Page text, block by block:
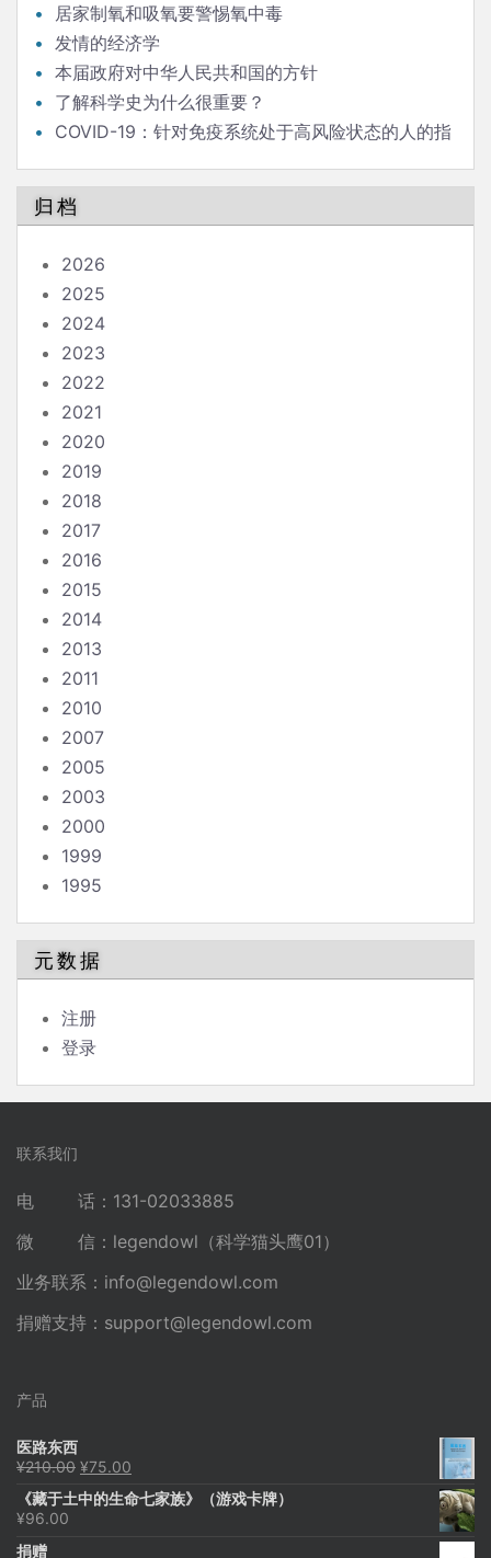
居家制氧和吸氧要警惕氧中毒
发情的经济学
本届政府对中华人民共和国的方针
了解科学史为什么很重要？
COVID-19：针对免疫系统处于高风险状态的人的指
归档
2026
2025
2024
2023
2022
2021
2020
2019
2018
2017
2016
2015
2014
2013
2011
2010
2007
2005
2003
2000
1999
1995
元数据
注册
登录
联系我们
电 话：131-02033885
微 信：legendowl（科学猫头鹰01）
业务联系： info@legendowl.com
捐赠支持： support@legendowl.com
产品
医路东西
¥210.00 原
为：
¥75.00
价
《藏于土中的生命七家族》（游戏卡牌）
¥96.00
捐赠